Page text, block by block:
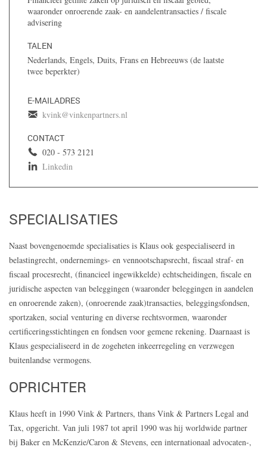
waaronder onroerende zaak- en aandelentransacties / fiscale
advisering
TALEN
Nederlands, Engels, Duits, Frans en Hebreeuws (de laatste
twee beperkter)
E-MAILADRES
kvink@vinkenpartners.nl
CONTACT
020 - 573 2121
Linkedin
SPECIALISATIES
Naast bovengenoemde specialisaties is Klaus ook gespecialiseerd in
belastingrecht, ondernemings- en vennootschapsrecht, fiscaal straf- en
fiscaal procesrecht, (financieel ingewikkelde) echtscheidingen, fiscale en
juridische aspecten van beleggingen (waaronder beleggingen in aandelen
en onroerende zaken), (onroerende zaak)transacties, beleggingsfondsen,
sportzaken, social venturing en diverse rechtsvormen, waaronder
certificeringsstichtingen en fondsen voor gemene rekening. Daarnaast is
Klaus gespecialiseerd in de zogeheten inkeerregeling en verzwegen
buitenlandse vermogens.
OPRICHTER
Klaus heeft in 1990 Vink & Partners, thans Vink & Partners Legal and
Tax, opgericht. Van juli 1987 tot april 1990 was hij worldwide partner
bij Baker en McKenzie/Caron & Stevens, een internationaal advocaten-,